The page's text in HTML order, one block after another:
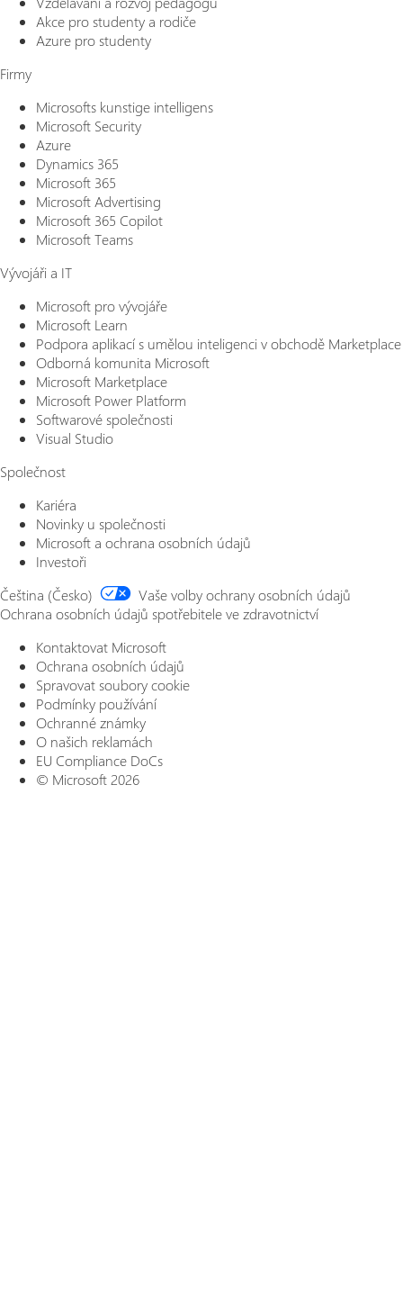
Akce pro studenty a rodiče
Azure pro studenty
Firmy
Microsofts kunstige intelligens
Microsoft Security
Azure
Dynamics 365
Microsoft 365
Microsoft Advertising
Microsoft 365 Copilot
Microsoft Teams
Vývojáři a IT
Microsoft pro vývojáře
Microsoft Learn
Podpora aplikací s umělou inteligenci v obchodě Marketplace
Odborná komunita Microsoft
Microsoft Marketplace
Microsoft Power Platform
Softwarové společnosti
Visual Studio
Společnost
Kariéra
Novinky u společnosti
Microsoft a ochrana osobních údajů
Investoři
Čeština (Česko)
Vaše volby ochrany osobních údajů
Ochrana osobních údajů spotřebitele ve zdravotnictví
Kontaktovat Microsoft
Ochrana osobních údajů
Spravovat soubory cookie
Podmínky používání
Ochranné známky
O našich reklamách
EU Compliance DoCs
© Microsoft 2026